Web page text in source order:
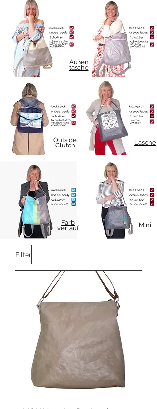
Außen
tasche
Outside
Clutch Lasche
Farb
verlauf Mini
Filter